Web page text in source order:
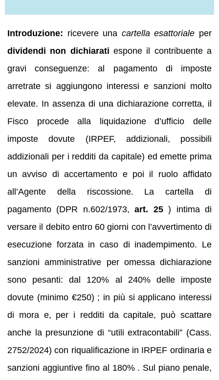
Introduzione: ricevere una cartella esattoriale per
dividendi non dichiarati espone il contribuente a
gravi conseguenze: al pagamento di imposte
arretrate si aggiungono interessi e sanzioni molto
elevate. In assenza di una dichiarazione corretta, il
Fisco procede alla liquidazione d’ufficio delle
imposte dovute (IRPEF, addizionali, possibili
addizionali per i redditi da capitale) ed emette prima
un avviso di accertamento e poi il ruolo affidato
all’Agente della riscossione. La cartella di
pagamento (DPR n.602/1973,art. 25) intima di
versare il debito entro 60 giorni con l’avvertimento di
esecuzione forzata in caso di inadempimento. Le
sanzioni amministrative per omessa dichiarazione
sono pesanti: dal 120% al 240% delle imposte
dovute (minimo €250) ; in più si applicano interessi
di mora e, per i redditi da capitale, può scattare
anche la presunzione di “utili extracontabili” (Cass.
2752/2024) con riqualificazione in IRPEF ordinaria e
sanzioni aggiuntive fino al 180% . Sul piano penale,